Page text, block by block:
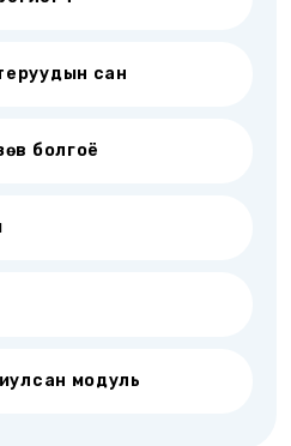
сан
болгоё
модуль